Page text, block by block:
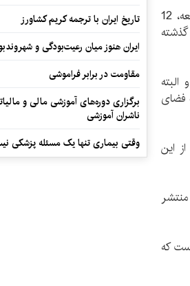
به گزارش خبرگزاری کتاب ایران(ایبنا)، سیدعلی صالحی که بعدازظهر امروز، جمعه، ‌12
گذشته
فضای
این
که
تاریخ ایران با ترجمه کریم کشاورز
ایران هنوز میان رعیت‌بودگی و
مقاومت در برابر فراموشی
برگزاری دوره‌های آموزشی مالی و
ناشران آموزشی
وقتی بیماری تنها یک مسئله پزشکی